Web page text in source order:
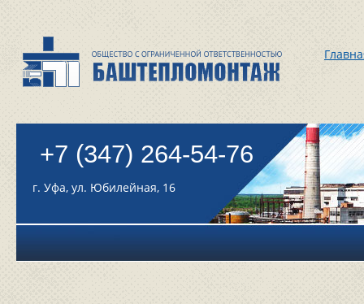
+7 (347) 264-54-76
г. Уфа, ул. Юбилейная, 16